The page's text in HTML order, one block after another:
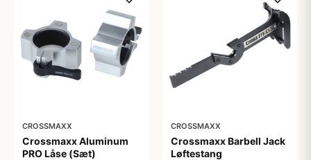
CROSSMAXX
Crossmaxx Aluminum
PRO Låse (Sæt)
CROSSMAXX
Crossmaxx Barbell Jack
Løftestang